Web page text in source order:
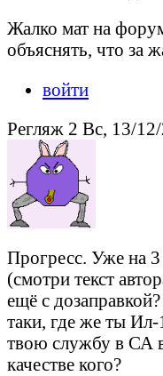
Жалко мат на
объяснять, что за
войти
Регляж 2 Вс, 13/
Прогресс. Уже на 3
(смотри текст
ещё с
таки, где же ты
твою службу в СА
качестве кого?